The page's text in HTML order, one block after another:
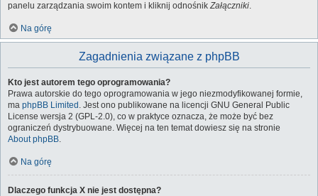
panelu zarządzania swoim kontem i kliknij odnośnikZałączniki.
Na górę
Zagadnienia związane z phpBB
Kto jest autorem tego oprogramowania?
Prawa autorskie do tego oprogramowania w jego niezmodyfikowanej formie,
ma phpBB Limited . Jest ono publikowane na licencji GNU General Public
License wersja 2 (GPL-2.0), co w praktyce oznacza, że może być bez
ograniczeń dystrybuowane. Więcej na ten temat dowiesz się na stronie
About phpBB.
Na górę
Dlaczego funkcja X nie jest dostępna?